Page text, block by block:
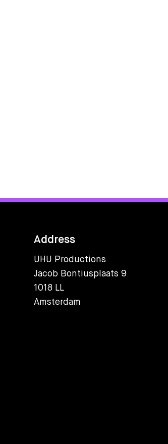
Address
UHU Productions
Jacob Bontiusplaats 9
1018 LL
Amsterdam